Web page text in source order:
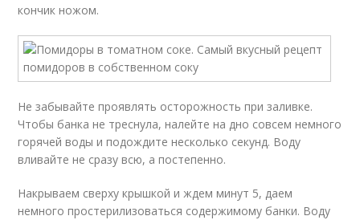
кончик ножом.
Не забывайте проявлять осторожность при заливке.
Чтобы банка не треснула, налейте на дно совсем немного
горячей воды и подождите несколько секунд. Воду
вливайте не сразу всю, а постепенно.
Накрываем сверху крышкой и ждем минут 5, даем
немного простерилизоваться содержимому банки. Воду